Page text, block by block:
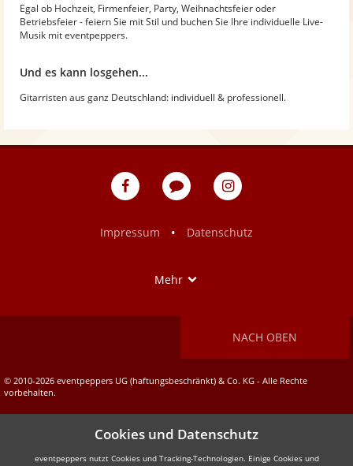
Egal ob Hochzeit, Firmenfeier, Party, Weihnachtsfeier oder
Betriebsfeier - feiern Sie mit Stil und buchen Sie Ihre individuelle Live-
Musik mit eventpeppers.
Und es kann losgehen...
Gitarristen aus ganz Deutschland: individuell & professionell.
eventpeppers
Blog
eventpeppers
Impressum
• Datenschutz
Mehr
NACH OBEN
© 2010-2026 eventpeppers UG (haftungsbeschränkt) & Co. KG - Alle Rechte
vorbehalten.
Cookies und Datenschutz
eventpeppers nutzt Cookies und Tracking-Technologien. Einige Cookies und